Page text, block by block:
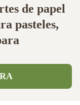
de papel
pasteles,